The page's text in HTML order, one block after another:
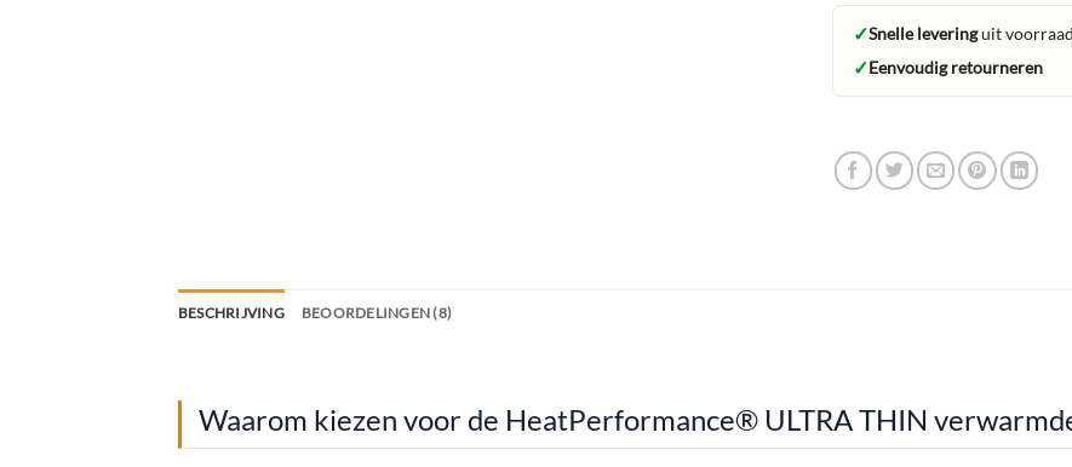
✓Snelle leveringuit voorraad
✓Eenvoudig retourneren
BESCHRIJVING BEOORDELINGEN (8)
Waarom kiezen voor de HeatPerformance® ULTRA THIN